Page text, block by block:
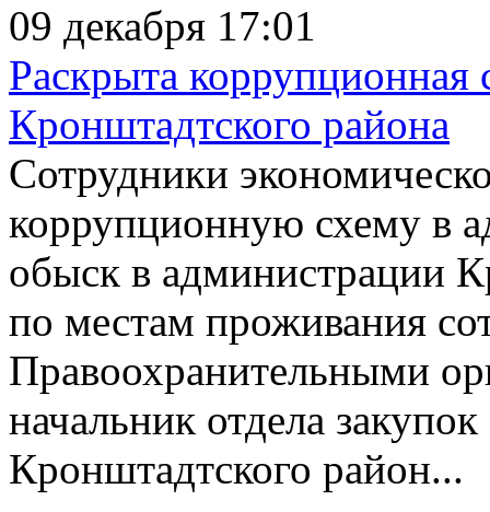
09 декабря 17:01
Раскрыта
Кронштадтского района
Сотрудники
коррупционную схему в
обыск в администрации
по местам проживания
Правоохранительными
начальник отдела
Кронштадтского район...